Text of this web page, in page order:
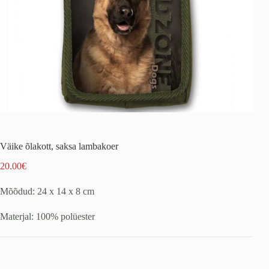
Väike õlakott, saksa lambakoer
20.00€
Mõõdud: 24 x 14 x 8 cm
Materjal: 100% polüester